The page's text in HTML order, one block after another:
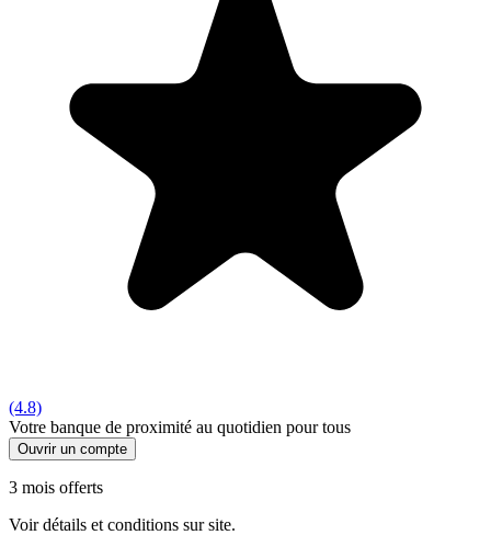
(4.8)
Votre banque de proximité au quotidien pour tous
Ouvrir un compte
3 mois offerts
Voir détails et conditions sur site.